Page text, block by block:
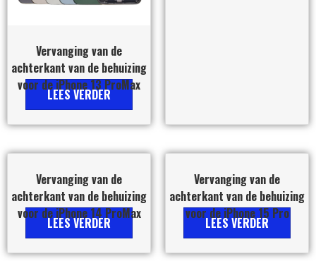
Vervanging van de
achterkant van de behuizing
voor de iPhone 13 ProMax
LEES VERDER
Vervanging van de
achterkant van de behuizing
voor de iPhone 14 ProMax
LEES VERDER
Vervanging van de
achterkant van de behuizing
voor de iPhone 15 Pro
LEES VERDER